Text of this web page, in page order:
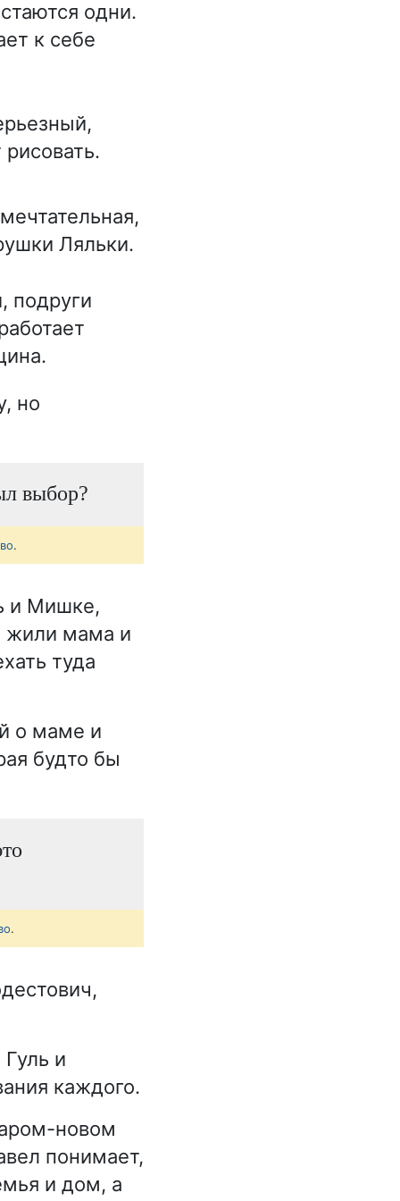
одни.
к себе
Ляльки.
но
выбор?
.
и Мишке,
жили мама и
туда
о маме и
будто бы
.
и
каждого.
новом
понимает,
и дом, а